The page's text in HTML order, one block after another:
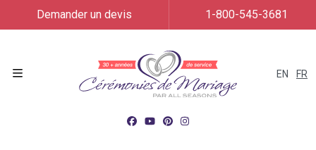
EN FR
Demander un devis 1-800-545-3681